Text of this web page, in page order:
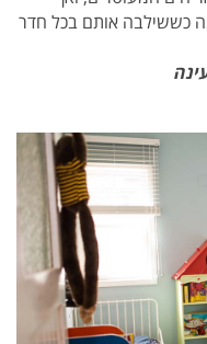
כששילבה אותם בכל חדר